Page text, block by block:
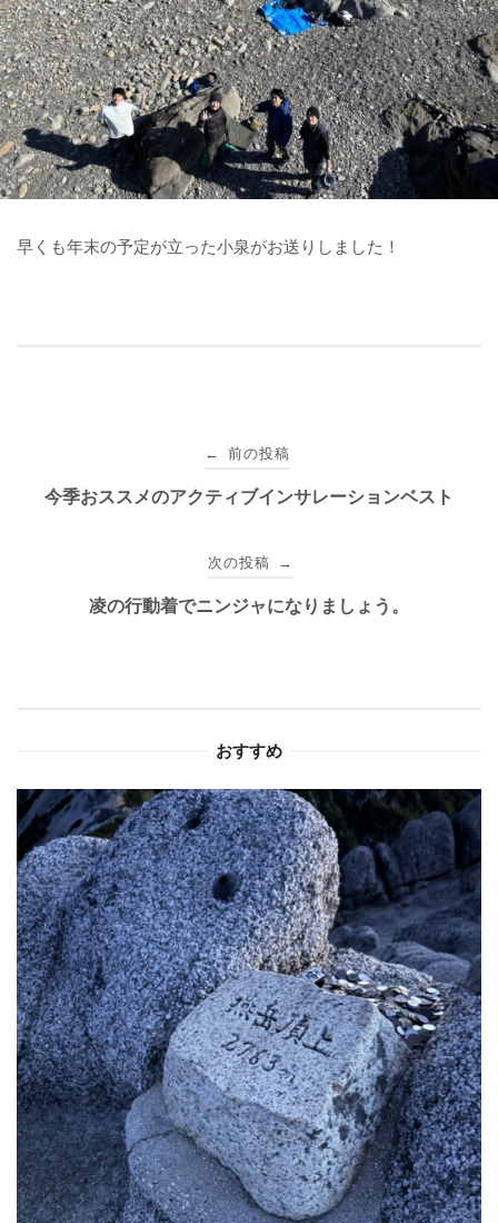
早くも年末の予定が立った小泉がお送りしました！
ン
← 前の投稿
今季おススメのアクティブインサレーションベスト
次の投稿 →
凌の行動着でニンジャになりましょう。
おすすめ